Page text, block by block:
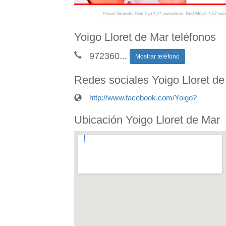
Yoigo Lloret de Mar teléfonos
972360... Mostrar teléfono
Redes sociales Yoigo Lloret
http://www.facebook.com/Yoigo?
Ubicación Yoigo Lloret de Mar